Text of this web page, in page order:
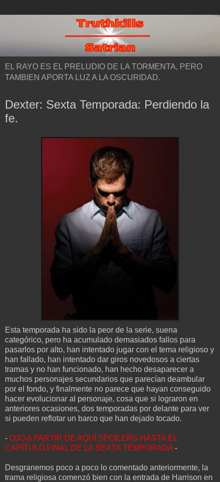
EL RAYO ES EL PRELUDIO DE LA TORMENTA, PERO
TAMBIEN APORTA LUZ A LA OSCURIDAD.
Dexter: Sexta Temporada: Perdiendo la
fe.
Esta temporada ha sido la peor de la serie, suena
categórico, pero ha acumulado demasiados fallos para
pasarlos por alto, han intentado jugar con el tema religioso y
han fallado, han intentado dar giros novedosos a ciertas
tramas y no han funcionado, han hecho desaparecer a
muchos personajes secundarios que parecían deambular
por el fondo, y finalmente no parece que hayan conseguido
hacer evolucionar al personaje, cosa que si lograron en
anteriores ocasiones, dos temporadas por delante para ver
si pueden reflotar un barco que han dejado tocado.
- OJO A PARTIR DE AQUÍ SPOILERS HASTA EL
CAPÍTULO FINAL DE LA SEXTA TEMPORADA -
Desgranemos poco a poco lo comentado anteriormente, la
trama religiosa comenzó bien con la entrada de Harrison en